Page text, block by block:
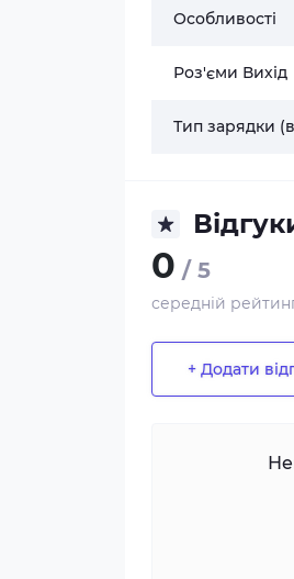
Особливості
Роз'єми Вихід
Тип зарядки
0 / 5
середній
+ Додати